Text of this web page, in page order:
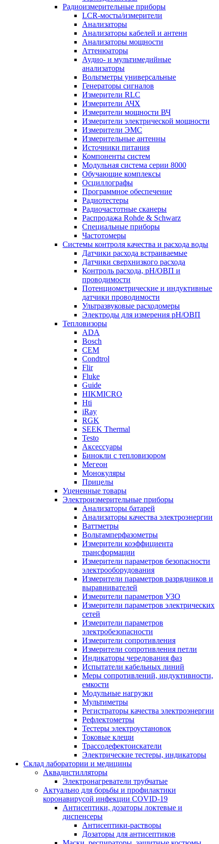
Радиоизмерительные приборы
LCR-мосты/измерители
Анализаторы
Анализаторы кабелей и антенн
Анализаторы мощности
Аттенюаторы
Аудио- и мультимедийные
анализаторы
Вольтметры универсальные
Генераторы сигналов
Измерители RLC
Измерители АЧХ
Измерители мощности ВЧ
Измерители электрической мощности
Измерители ЭМС
Измерительные антенны
Источники питания
Компоненты систем
Модульная система серии 8000
Обучающие комплексы
Осциллографы
Программное обеспечение
Радиотестеры
Радиочастотные сканеры
Распродажа Rohde & Schwarz
Специальные приборы
Частотомеры
Системы контроля качества и расхода воды
Датчики расхода встраиваемые
Датчики сверхнизкого расхода
Контроль расхода, pH/ОВП и
проводимости
Потенциометрические и индуктивные
датчики проводимости
Ультразвуковые расходомеры
Электроды для измерения рH/ОВП
Тепловизоры
ADA
Bosch
CEM
Condtrol
Flir
Fluke
Guide
HIKMICRO
Hti
iRay
RGK
SEEK Thermal
Testo
Аксессуары
Бинокли с тепловизором
Мегеон
Монокуляры
Прицелы
Уцененные товары
Электроизмерительные приборы
Анализаторы батарей
Анализаторы качества электроэнергии
Ваттметры
Вольтамперфазометры
Измерители коэффициента
трансформации
Измерители параметров безопасности
электрооборудования
Измерители параметров разрядников и
выравнивателей
Измерители параметров УЗО
Измерители параметров электрических
сетей
Измерители параметров
электробезопасности
Измерители сопротивления
Измерители сопротивления петли
Индикаторы чередования фаз
Испытатели кабельных линий
Меры сопротивлений, индуктивности,
емкости
Модульные нагрузки
Мультиметры
Регистраторы качества электроэнергии
Рефлектометры
Тестеры электроустановок
Токовые клещи
Трассодефектоискатели
Электрические тестеры, индикаторы
Склад лаборатории и медицины
Аквадистилляторы
Электронагреватели трубчатые
Актуально для борьбы и профилактики
коронавирусой инфекции COVID-19
Антисептики, дозаторы локтевые и
диспенсеры
Антисептики-растворы
Дозаторы для антисептиков